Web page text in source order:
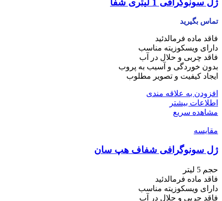
تماس بگیرید
فاقد ماده فرمالدئید
دارای ویسکوزیته مناسب
فاقد چربی و حلال در آب
بدون خوردگی و آسیب به پروب
ایجاد کیفیت و تصویر مطلوب
افزودن به علاقه مندی
اطلاعات بیشتر
مشاهده سریع
مقایسه
ژل سونوگرافی شفاف هپ سان
حجم 5 لیتر
فاقد ماده فرمالدئید
دارای ویسکوزیته مناسب
فاقد چربی و حلال در آب